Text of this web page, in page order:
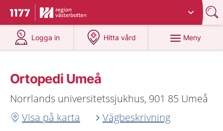
Till startsidan för 1177
Du har valt region
Logga in
på 1177.se
Hitta vård
på 1177.se
Meny
Ortopedi Umeå
Norrlands universitetssjukhus, 901 85 Umeå
Visa på karta
Vägbeskrivning